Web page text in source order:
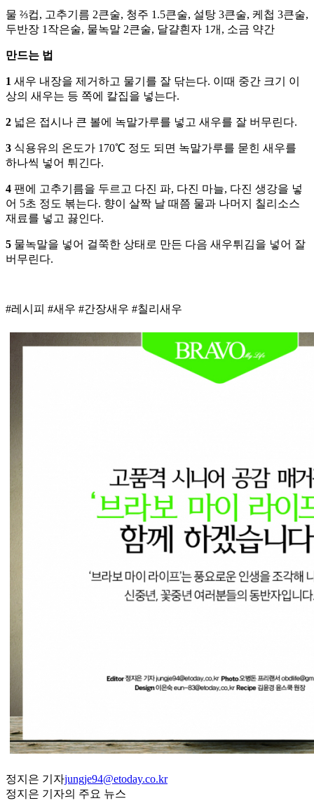
물 ⅔컵, 고추기름 2큰술, 청주 1.5큰술, 설탕 3큰술, 케첩 3큰술,
두반장 1작은술, 물녹말 2큰술, 달걀흰자 1개, 소금 약간
만드는 법
1 새우 내장을 제거하고 물기를 잘 닦는다. 이때 중간 크기 이
상의 새우는 등 쪽에 칼집을 넣는다.
2 넓은 접시나 큰 볼에 녹말가루를 넣고 새우를 잘 버무린다.
3 식용유의 온도가 170℃ 정도 되면 녹말가루를 묻힌 새우를
하나씩 넣어 튀긴다.
4 팬에 고추기름을 두르고 다진 파, 다진 마늘, 다진 생강을 넣
어 5초 정도 볶는다. 향이 살짝 날 때쯤 물과 나머지 칠리소스
재료를 넣고 끓인다.
5 물녹말을 넣어 걸쭉한 상태로 만든 다음 새우튀김을 넣어 잘
버무린다.
#레시피 #새우 #간장새우 #칠리새우
정지은 기자jungje94@etoday.co.kr
정지은 기자의 주요 뉴스